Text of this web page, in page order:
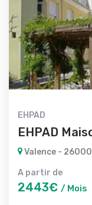
EHPAD
EHPAD
Valence - 26000
A partir de
2443€ / Mois